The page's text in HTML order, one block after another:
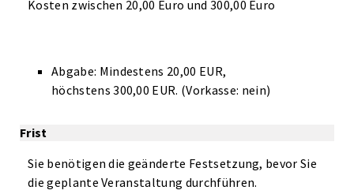
Kosten zwischen 20,00 Euro und 300,00 Euro
Abgabe: Mindestens 20,00 EUR,
höchstens 300,00 EUR. (Vorkasse: nein)
Frist
Sie benötigen die geänderte Festsetzung, bevor Sie
die geplante Veranstaltung durchführen.